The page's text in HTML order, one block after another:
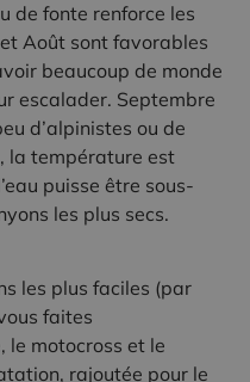
de fonte renforce les
Août sont favorables
beaucoup de monde
escalader. Septembre
d’alpinistes ou de
la température est
puisse être sous-
les plus secs.
les plus faciles (par
faites
le motocross et le
rajoutée pour le